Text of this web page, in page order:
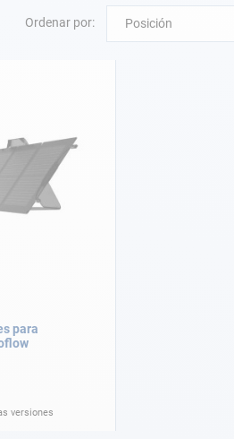
Ordenar por: Posición
para
versiones